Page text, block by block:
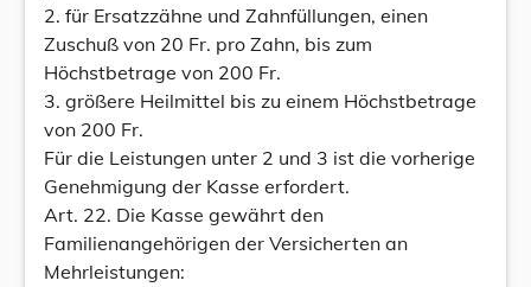
2. für Ersatzzähne und Zahnfüllungen, einen
Zuschuß von 20 Fr. pro Zahn, bis zum
Höchstbetrage von 200 Fr.
3. größere Heilmittel bis zu einem Höchstbetrage
von 200 Fr.
Für die Leistungen unter 2 und 3 ist die vorherige
Genehmigung der Kasse erfordert.
Art. 22. Die Kasse gewährt den
Familienangehörigen der Versicherten an
Mehrleistungen: